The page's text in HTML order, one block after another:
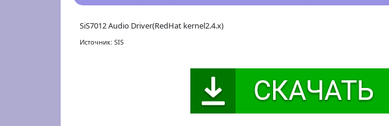
SiS7012 Audio Driver(RedHat kernel2.4.x)
Источник: SIS